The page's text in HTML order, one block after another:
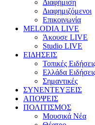
Διαφήμιση
Διαφημιζόμενοι
Επικοινωνία
MELODIA LIVE
Άκουσε LIVE
Studio LIVE
ΕΙΔΗΣΕΙΣ
Τοπικές
Ελλάδα
Σημαντικές
ΣΥΝΕΝΤΕΥΞΕΙΣ
ΑΠΟΨΕΙΣ
ΠΟΛΙΤΙΣΜΟΣ
Μουσικά Νέα